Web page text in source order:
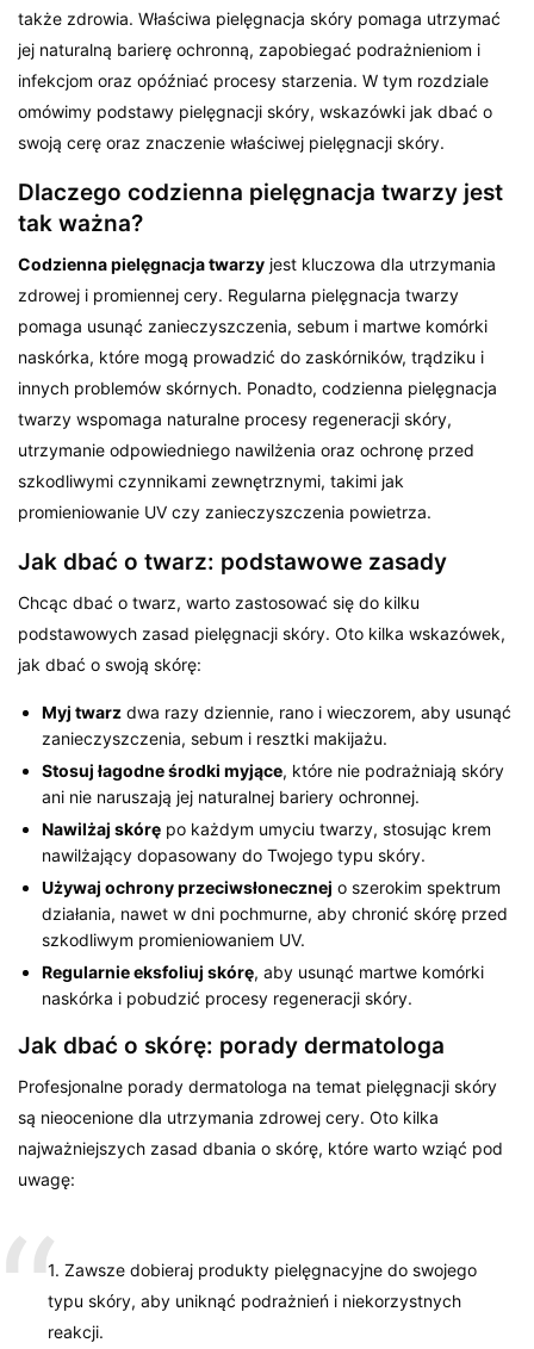
także zdrowia. Właściwa pielęgnacja skóry pomaga utrzymać
jej naturalną barierę ochronną, zapobiegać podrażnieniom i
infekcjom oraz opóźniać procesy starzenia. W tym rozdziale
omówimy podstawy pielęgnacji skóry, wskazówki jak dbać o
swoją cerę oraz znaczenie właściwej pielęgnacji skóry.
Dlaczego codzienna pielęgnacja twarzy jest
tak ważna?
Codzienna pielęgnacja twarzy jest kluczowa dla utrzymania
zdrowej i promiennej cery. Regularna pielęgnacja twarzy
pomaga usunąć zanieczyszczenia, sebum i martwe komórki
naskórka, które mogą prowadzić do zaskórników, trądziku i
innych problemów skórnych. Ponadto, codzienna pielęgnacja
twarzy wspomaga naturalne procesy regeneracji skóry,
utrzymanie odpowiedniego nawilżenia oraz ochronę przed
szkodliwymi czynnikami zewnętrznymi, takimi jak
promieniowanie UV czy zanieczyszczenia powietrza.
Jak dbać o twarz: podstawowe zasady
Chcąc dbać o twarz, warto zastosować się do kilku
podstawowych zasad pielęgnacji skóry. Oto kilka wskazówek,
jak dbać o swoją skórę:
Myj twarz dwa razy dziennie, rano i wieczorem, aby usunąć
zanieczyszczenia, sebum i resztki makijażu.
Stosuj łagodne środki myjące, które nie podrażniają skóry
ani nie naruszają jej naturalnej bariery ochronnej.
Nawilżaj skórę po każdym umyciu twarzy, stosując krem
nawilżający dopasowany do Twojego typu skóry.
Używaj ochrony przeciwsłonecznej o szerokim spektrum
działania, nawet w dni pochmurne, aby chronić skórę przed
szkodliwym promieniowaniem UV.
Regularnie eksfoliuj skórę, aby usunąć martwe komórki
naskórka i pobudzić procesy regeneracji skóry.
Jak dbać o skórę: porady dermatologa
Profesjonalne porady dermatologa na temat pielęgnacji skóry
są nieocenione dla utrzymania zdrowej cery. Oto kilka
najważniejszych zasad dbania o skórę, które warto wziąć pod
uwagę:
1. Zawsze dobieraj produkty pielęgnacyjne do swojego
typu skóry, aby uniknąć podrażnień i niekorzystnych
reakcji.